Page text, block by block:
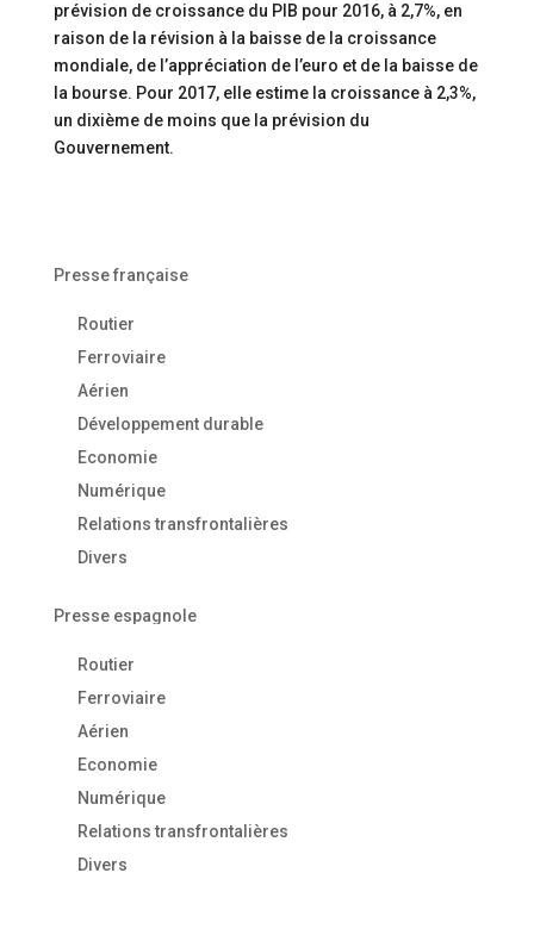
prévision de croissance du PIB pour 2016, à 2,7%, en
raison de la révision à la baisse de la croissance
mondiale, de l’appréciation de l’euro et de la baisse de
la bourse. Pour 2017, elle estime la croissance à 2,3%,
un dixième de moins que la prévision du
Gouvernement.
Presse française
Routier
Ferroviaire
Aérien
Développement durable
Economie
Numérique
Relations transfrontalières
Divers
Presse espagnole
Routier
Ferroviaire
Aérien
Economie
Numérique
Relations transfrontalières
Divers